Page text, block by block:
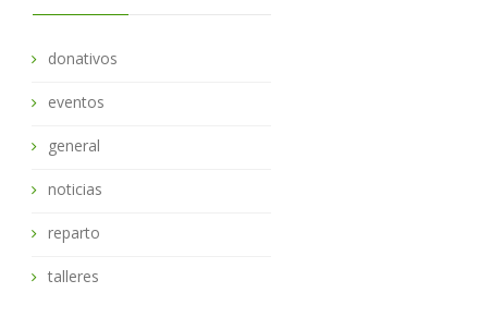
donativos
eventos
general
noticias
reparto
talleres